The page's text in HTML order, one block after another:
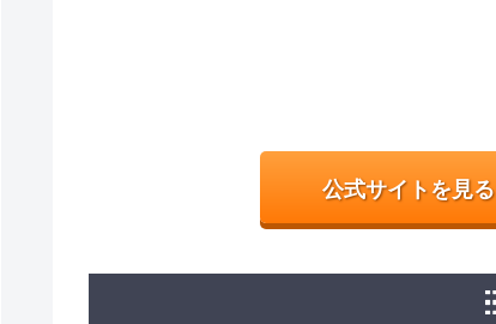
公式サイトを見る